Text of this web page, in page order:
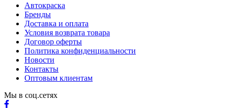
Автокраска
Бренды
Доставка и оплата
Условия возврата товара
Договор оферты
Политика конфиденциальности
Новости
Контакты
Оптовым клиентам
Мы в соц.сетях